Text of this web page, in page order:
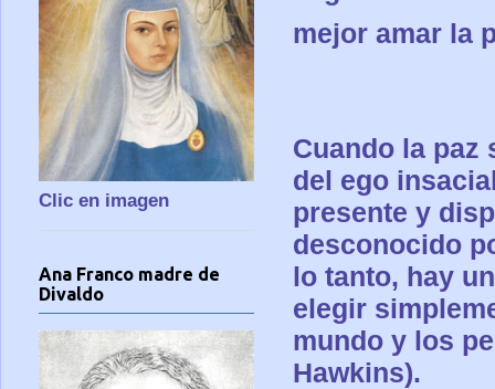
mejor amar la
Cuando la paz
del ego
presente y
desconocido
lo tanto, hay
elegir
mundo y los
Hawkins).
Clic en imagen
Ana Franco madre de
Divaldo